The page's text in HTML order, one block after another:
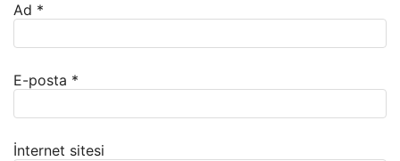
Ad *
E-posta *
İnternet sitesi